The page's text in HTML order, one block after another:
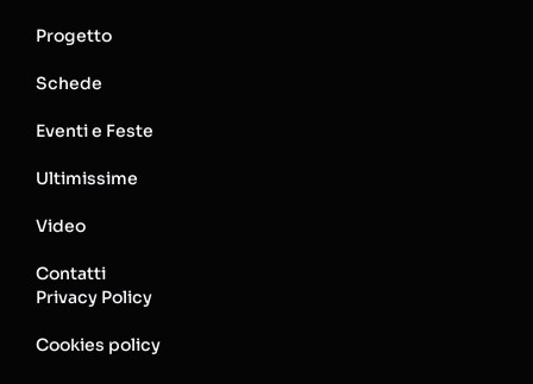
Progetto
Schede
Eventi e Feste
Ultimissime
Video
Contatti
Privacy Policy
Cookies policy